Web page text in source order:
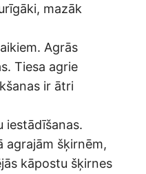
mazāk
Agrās
Tiesa agrie
ir ātri
iestādīšanas.
agrajām šķirnēm,
kāpostu šķirnes